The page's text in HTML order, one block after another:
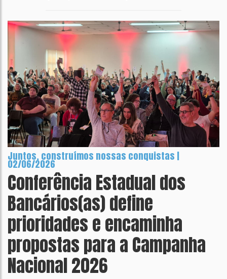
Juntos, construímos nossas conquistas |
02/06/2026
Conferência Estadual dos
Bancários(as) define
prioridades e encaminha
propostas para a Campanha
Nacional 2026